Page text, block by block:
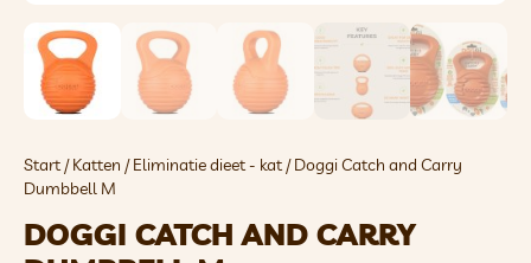
Start/Katten /Eliminatie dieet - kat/ Doggi Catch and Carry
Dumbbell M
DOGGI CATCH AND CARRY